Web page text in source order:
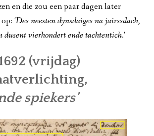
en die zou een paar dagen later
‘Des neesten dynsdaiges na jairssdach,
dusent vierhondert ende tachtentich.’
(vrijdag)
spiekers’